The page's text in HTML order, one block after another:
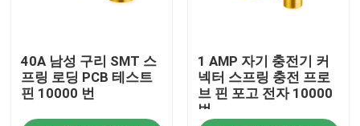
품질 관리
40A 남성 구리 SMT 스
프링 로딩 PCB 테스트
핀 10000 번
1 AMP 자기 충전기 커
넥터 스프링 충전 프로
브 핀 포고 전자 10000
번